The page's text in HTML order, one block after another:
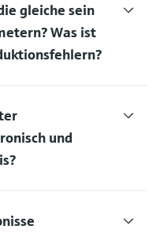
gleiche sein
Was ist
und